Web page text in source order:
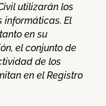
utilizarán los
informáticas. El
en su
el conjunto de
de los
en el Registro